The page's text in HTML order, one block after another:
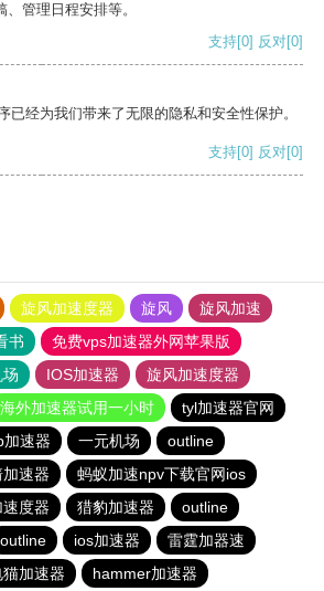
管理日程安排等。
支持[0] 反对[0]
已经为我们带来了无限的隐私和安全性保护。
支持[0] 反对[0]
旋风加速度器 旋风
旋风加速
书
免费vps加速器外网苹果版
IOS加速器
旋风加速度器
海外加速器试用一小时
tyl加速器官网
加速器 一元机场
outline
加速器
蚂蚁加速npv下载官网ios
度器 猎豹加速器
outline
outline ios加速器
雷霆加器速
猫加速器 hammer加速器